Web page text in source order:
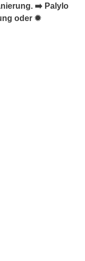
➡️ Palylo
oder ✹